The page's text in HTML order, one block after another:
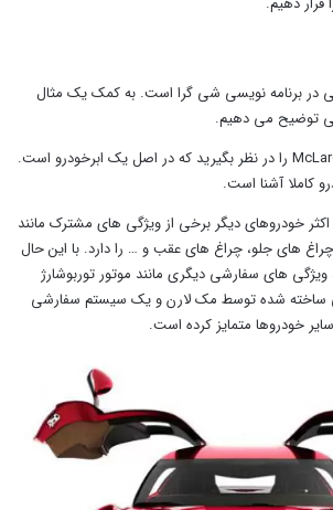
در برنامه نویسی شی گرا است. به کمک یک مثال
توضیح می دهیم.
برای مثال خودرو McLaren 720S را در نظر بگیرید که در اصل یک ابرخودرو است.
کاملا آشنا است.
خودروهای دیگر برخی از ویژگی های مشترک مانند
جلو، 4 چرخ، چراغ های جلو، چراغ های عقب و … را دارد. با این حال
های سفارشی دیگری مانند موتور توربوشارژ
ساخته شده توسط مک لارن و یک سیستم سفارشی